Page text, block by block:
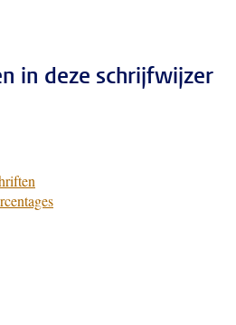
in deze schrijfwijzer